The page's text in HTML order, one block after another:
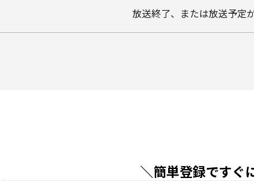
放送終了、または放送予定
＼簡単登録ですぐ